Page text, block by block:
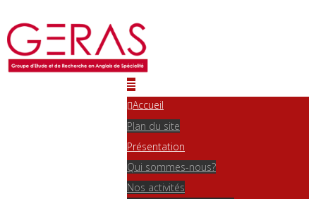
Accueil
Plan du site
Présentation
Qui sommes-nous?
Nos activités